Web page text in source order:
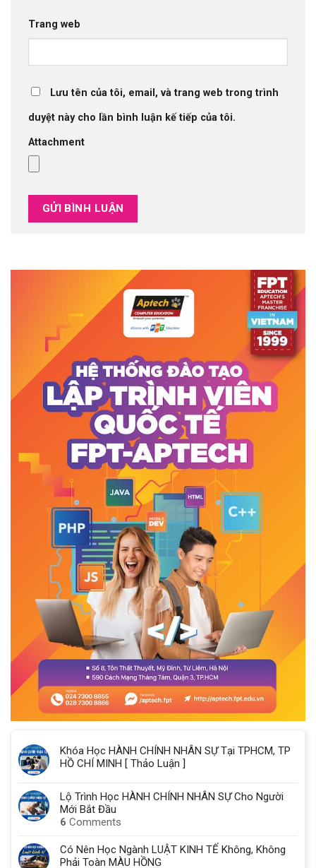
Trang web
Lưu tên của tôi, email, và trang web trong trình
duyệt này cho lần bình luận kế tiếp của tôi.
Attachment
Khóa Học HÀNH CHÍNH NHÂN SỰ Tại TPHCM, TP
HỒ CHÍ MINH [ Thảo Luận ]
Lộ Trình Học HÀNH CHÍNH NHÂN SỰ Cho Người
Mới Bắt Đầu
6 Comments
Có Nên Học Ngành LUẬT KINH TẾ Không, Không
Phải Toàn MÀU HỒNG